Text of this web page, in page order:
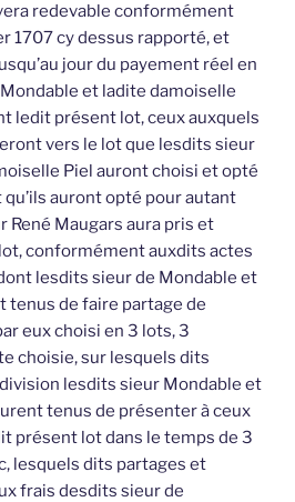
redevable conformément
1707 cy dessus rapporté, et
jour du payement réel en
et ladite damoiselle
ledit présent lot, ceux auxquels
vers le lot que lesdits sieur
Piel auront choisi et opté
auront opté pour autant
René Maugars aura pris et
conformément auxdits actes
lesdits sieur de Mondable et
tenus de faire partage de
eux choisi en 3 lots, 3
choisie, sur lesquels dits
lesdits sieur Mondable et
tenus de présenter à ceux
présent lot dans le temps de 3
lesquels dits partages et
frais desdits sieur de